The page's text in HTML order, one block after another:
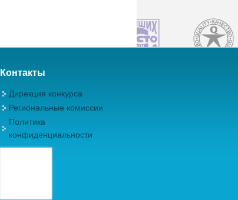
Контакты
Дирекция конкурса
Региональные комиссии
Политика
конфиденциальности